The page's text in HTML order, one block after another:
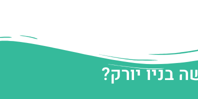
בניו יורק?